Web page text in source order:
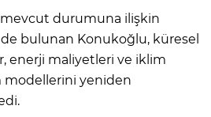
durumuna ilişkin
bulunan Konukoğlu, küresel
enerji maliyetleri ve iklim
modellerini yeniden